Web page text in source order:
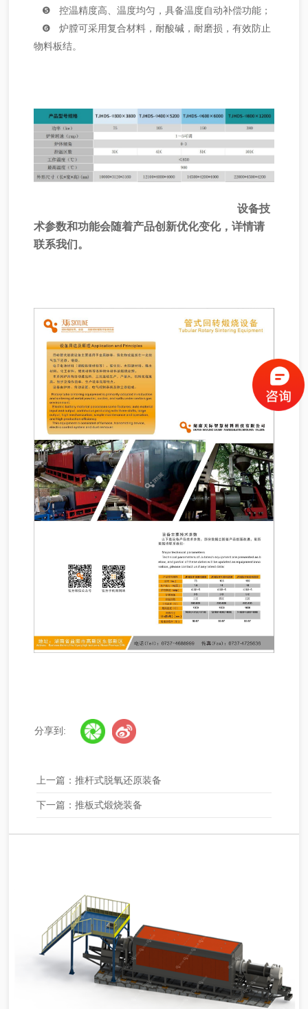
❺ 控温精度⾼、温度均匀，具备温度⾃动补偿功能；
❻ 炉膛可采⽤复合材料，耐酸碱，耐磨损，有效防⽌
物料板结。
设备技
术参数和功能会随着产品创新优化变化，详情请
联系我们。
分享到:
上一篇： 推杆式脱氧还原装备
下一篇： 推板式煅烧装备